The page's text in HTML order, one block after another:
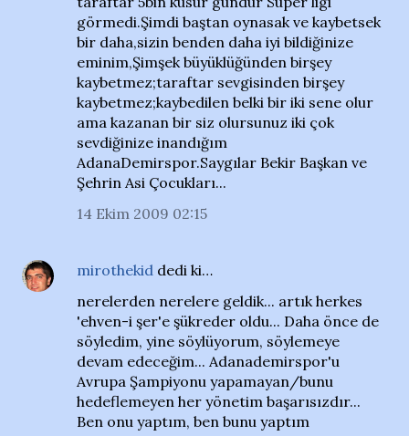
görmedi.Şimdi baştan oynasak ve kaybetsek
bir daha,sizin benden daha iyi bildiğinize
eminim,Şimşek büyüklüğünden birşey
kaybetmez;taraftar sevgisinden birşey
kaybetmez;kaybedilen belki bir iki sene olur
ama kazanan bir siz olursunuz iki çok
sevdiğinize inandığım
AdanaDemirspor.Saygılar Bekir Başkan ve
Şehrin Asi Çocukları...
14 Ekim 2009 02:15
mirothekid dedi ki…
nerelerden nerelere geldik... artık herkes
'ehven-i şer'e şükreder oldu... Daha önce de
söyledim, yine söylüyorum, söylemeye
devam edeceğim... Adanademirspor'u
Avrupa Şampiyonu yapamayan/bunu
hedeflemeyen her yönetim başarısızdır...
Ben onu yaptım, ben bunu yaptım